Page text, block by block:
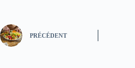
PRÉCÉDENT